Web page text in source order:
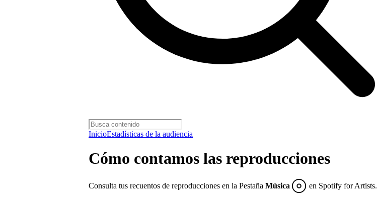
InicioEstadísticas de la audiencia
Cómo contamos las reproducciones
Consulta tus recuentos de reproducciones en la Pestaña Música en Spotify for Artists.